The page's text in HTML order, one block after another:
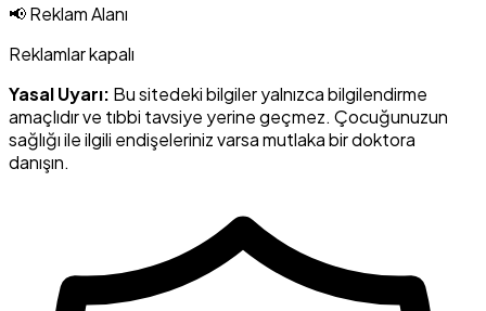
📢 Reklam Alanı
Reklamlar kapalı
Yasal Uyarı: Bu sitedeki bilgiler yalnızca bilgilendirme
amaçlıdır ve tıbbi tavsiye yerine geçmez. Çocuğunuzun
sağlığı ile ilgili endişeleriniz varsa mutlaka bir doktora
danışın.